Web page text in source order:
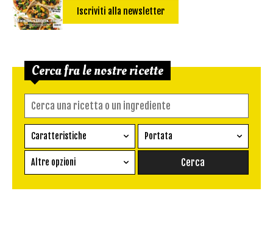
Iscriviti alla newsletter
Cerca fra le nostre ricette
Caratteristiche
Ricetta vegetariana
Senza glutine
Portata
Conserva
Altre opzioni